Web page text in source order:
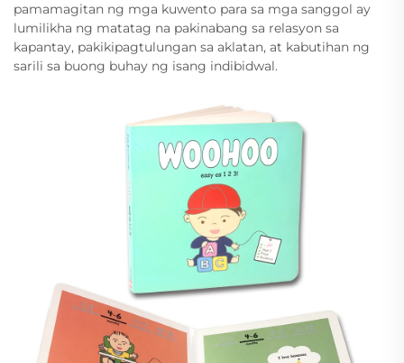
pamamagitan ng mga kuwento para sa mga sanggol ay
lumilikha ng matatag na pakinabang sa relasyon sa
kapantay, pakikipagtulungan sa aklatan, at kabutihan ng
sarili sa buong buhay ng isang indibidwal.